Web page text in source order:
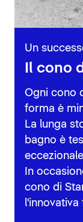
Un
Il cono
Ogni cono
forma è
La lunga
bagno è
In
cono di